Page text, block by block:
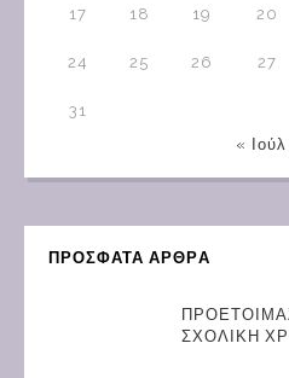
17 18 19 20
24 25 26 27
31
« Ιούλ
ΠΡΟΣΦΑΤΑ ΑΡΘΡΑ
ΣΧΟΛΙΚΗ